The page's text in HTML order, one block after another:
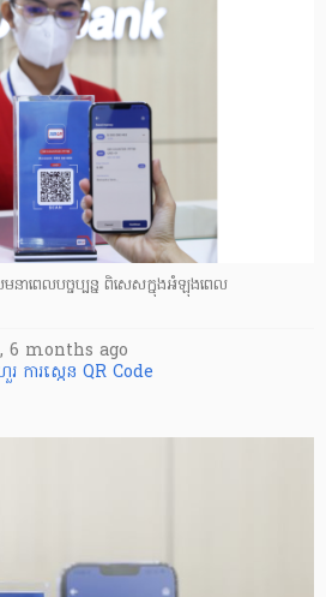
នាពេលបច្ចប្បន្ន ពិសេសក្នុងអំឡុងពេល
6 months ago
រ ការស្កេន QR Code